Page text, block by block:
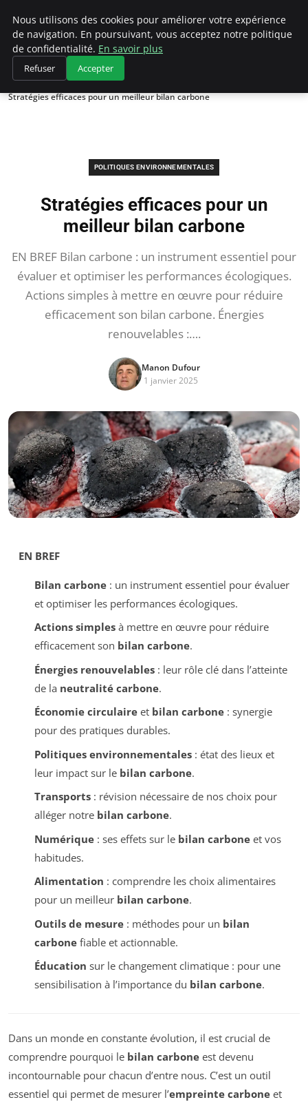
Climategatecountryclub.com
Accueil
Politiques environnementales
Stratégies efficaces pour un meilleur bilan carbone
POLITIQUES ENVIRONNEMENTALES
Stratégies efficaces pour un
meilleur bilan carbone
EN BREF Bilan carbone : un instrument essentiel pour
évaluer et optimiser les performances écologiques.
Actions simples à mettre en œuvre pour réduire
efficacement son bilan carbone. Énergies
renouvelables :….
Manon Dufour
1 janvier 2025
EN BREF
Bilan carbone: un instrument essentiel pour évaluer
et optimiser les performances écologiques.
Actions simplesà mettre en œuvre pour réduire
efficacement son bilan carbone.
Énergies renouvelables: leur rôle clé dans l’atteinte
de la neutralité carbone.
Économie circulaireet bilan carbone: synergie
pour des pratiques durables.
Politiques environnementales: état des lieux et
leur impact sur le bilan carbone.
Transports: révision nécessaire de nos choix pour
alléger notre bilan carbone.
Numérique: ses effets sur le bilan carboneet vos
habitudes.
Alimentation : comprendre les choix alimentaires
pour un meilleur bilan carbone.
Outils de mesure: méthodes pour un bilan
carbonefiable et actionnable.
Éducation sur le changement climatique : pour une
sensibilisation à l’importance du bilan carbone.
Dans un monde en constante évolution, il est crucial de
comprendre pourquoi le bilan carbone est devenu
incontournable pour chacun d’entre nous. C’est un outil
essentiel qui permet de mesurer l’empreinte carbone et
Nous utilisons des cookies pour améliorer votre expérience
de navigation. En poursuivant, vous acceptez notre politique
de confidentialité. En savoir plus
Refuser Accepter